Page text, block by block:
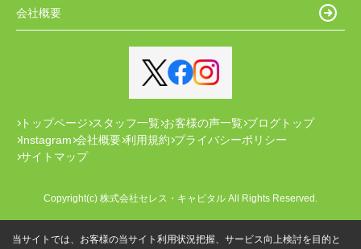
会社概要
トップページ スタッフ一覧 お客様の声一覧 ブログトップ
Instagram 会社概要 利用規約 プライバシーポリシー
サイトマップ
Copyright(c) 株式会社セレス・キャピタル All Rights Reserved.
当サイトでは、お客様の当サイト利用状況把握、サービス向上検討を目的と